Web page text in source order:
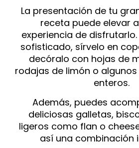
La presentación de tu
receta puede elevar
experiencia de
sofisticado, sírvelo en
decóralo con hojas de
rodajas de limón o
enteros.
Además, puedes
deliciosas galletas,
ligeros como flan o
así una combinación